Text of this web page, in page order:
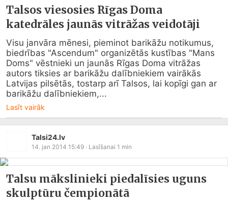
Talsos viesosies Rīgas Doma
katedrāles jaunās vitrāžas veidotāji
Visu janvāra mēnesi, pieminot barikāžu notikumus,
biedrības "Ascendum" organizētās kustības "Mans
Doms" vēstnieki un jaunās Rīgas Doma vitrāžas
autors tiksies ar barikāžu dalībniekiem vairākās
Latvijas pilsētās, tostarp arī Talsos, lai kopīgi gan ar
barikāžu dalībniekiem,...
Lasīt vairāk
Talsi24.lv
14. jan 2014 15:49 · Lasīšanai 1 min
Talsu mākslinieki piedalīsies uguns
skulptūru čempionātā